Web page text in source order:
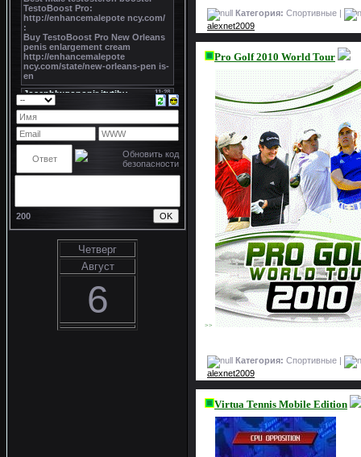
200
Четверг
Август
6
Категория: Спортивные |
alexnet2009
Pro Golf 2010 World Tour
>>
Категория: Спортивные |
alexnet2009
Virtua Tennis Mobile Edition